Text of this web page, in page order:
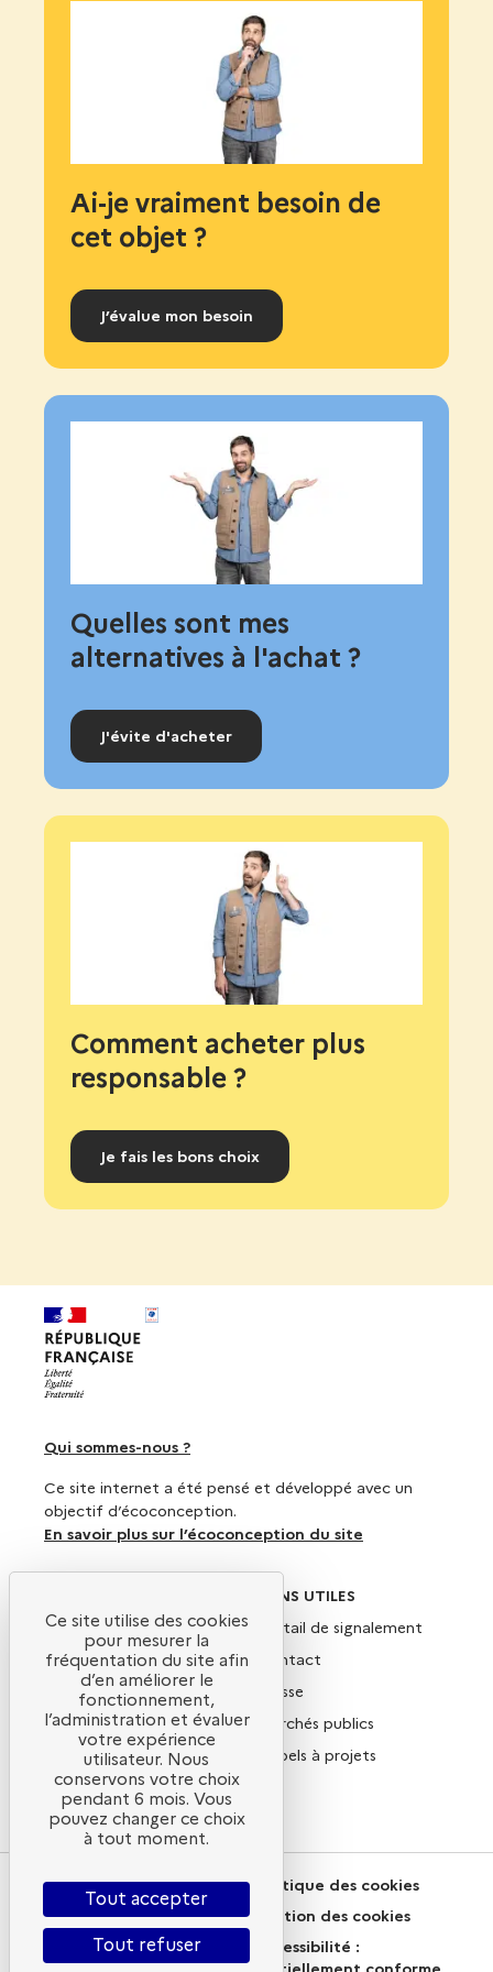
Ai-je vraiment besoin de
cet objet ?
J’évalue mon besoin
Quelles sont mes
alternatives à l'achat ?
J'évite d'acheter
Comment acheter plus
responsable ?
Je fais les bons choix
Qui sommes-nous ?
Ce site internet a été pensé et développé avec un
objectif d’écoconception.
En savoir plus sur l’écoconception du site
X
Linkedin
Instagram
YouTube
Newsletter
Nous rejoindre
LIENS UTILES
Portail de signalement
Contact
Presse
Marchés publics
Appels à projets
Plan du site
Mentions légales
Politique des cookies
Gestion des cookies
Accessibilité :
Ce site utilise des cookies
pour mesurer la
fréquentation du site afin
d’en améliorer le
fonctionnement,
l’administration et évaluer
votre expérience
utilisateur. Nous
conservons votre choix
pendant 6 mois. Vous
pouvez changer ce choix
à tout moment.
Tout accepter
Tout refuser